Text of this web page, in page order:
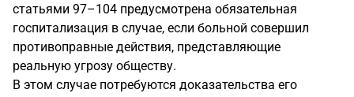
статьями 97–104 предусмотрена обязательная
госпитализация в случае, если больной совершил
противоправные действия, представляющие
реальную угрозу обществу.
В этом случае потребуются доказательства его